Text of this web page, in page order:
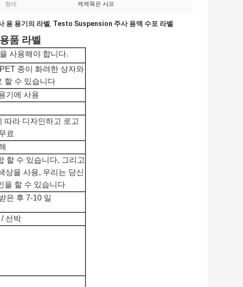
형태: 케케묵은 샤프
용 용기의 라벨, Testo Suspension 주사 용액 수포 라벨
품 라벨
사용해야 합니다.
종이 화려한 상자와
할 수 있습니다
기에 사용
따라 디자인하고 로고
료
할 수 있습니다, 그리고
상을 사용, 우리는 당신
을 할 수 있습니다
은 후 7-10 일
선박